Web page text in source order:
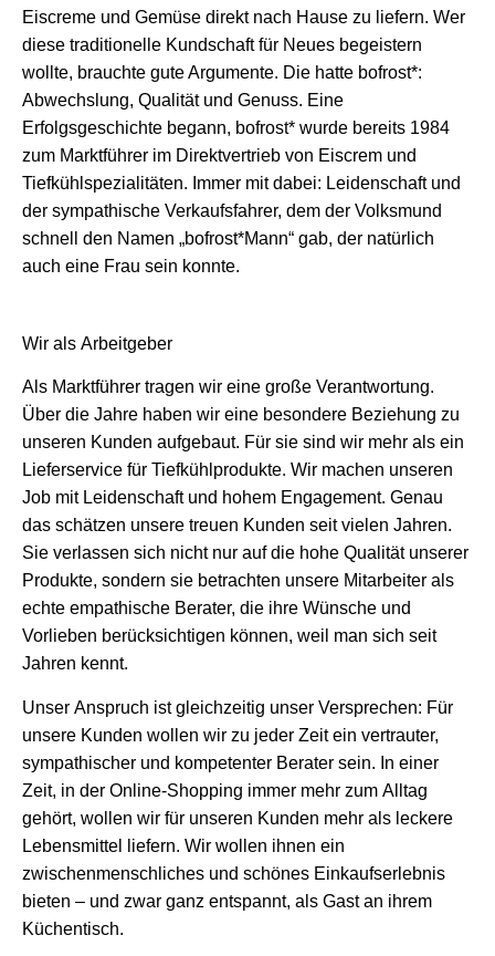
Eiscreme und Gemüse direkt nach Hause zu liefern. Wer
diese traditionelle Kundschaft für Neues begeistern
wollte, brauchte gute Argumente. Die hatte bofrost*:
Abwechslung, Qualität und Genuss. Eine
Erfolgsgeschichte begann, bofrost* wurde bereits 1984
zum Marktführer im Direktvertrieb von Eiscrem und
Tiefkühlspezialitäten. Immer mit dabei: Leidenschaft und
der sympathische Verkaufsfahrer, dem der Volksmund
schnell den Namen „bofrost*Mann“ gab, der natürlich
auch eine Frau sein konnte.
Wir als Arbeitgeber
Als Marktführer tragen wir eine große Verantwortung.
Über die Jahre haben wir eine besondere Beziehung zu
unseren Kunden aufgebaut. Für sie sind wir mehr als ein
Lieferservice für Tiefkühlprodukte. Wir machen unseren
Job mit Leidenschaft und hohem Engagement. Genau
das schätzen unsere treuen Kunden seit vielen Jahren.
Sie verlassen sich nicht nur auf die hohe Qualität unserer
Produkte, sondern sie betrachten unsere Mitarbeiter als
echte empathische Berater, die ihre Wünsche und
Vorlieben berücksichtigen können, weil man sich seit
Jahren kennt.
Unser Anspruch ist gleichzeitig unser Versprechen: Für
unsere Kunden wollen wir zu jeder Zeit ein vertrauter,
sympathischer und kompetenter Berater sein. In einer
Zeit, in der Online-Shopping immer mehr zum Alltag
gehört, wollen wir für unseren Kunden mehr als leckere
Lebensmittel liefern. Wir wollen ihnen ein
zwischenmenschliches und schönes Einkaufserlebnis
bieten – und zwar ganz entspannt, als Gast an ihrem
Küchentisch.